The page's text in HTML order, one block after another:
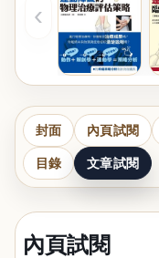
‹
封面 內頁試閱
目錄 文章試閱
內頁試閱